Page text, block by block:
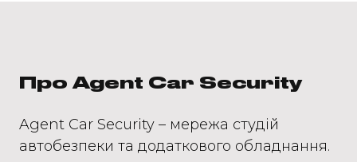
Про Agent Car Security
Agent Car Security – мережа студій
автобезпеки та додаткового обладнання.